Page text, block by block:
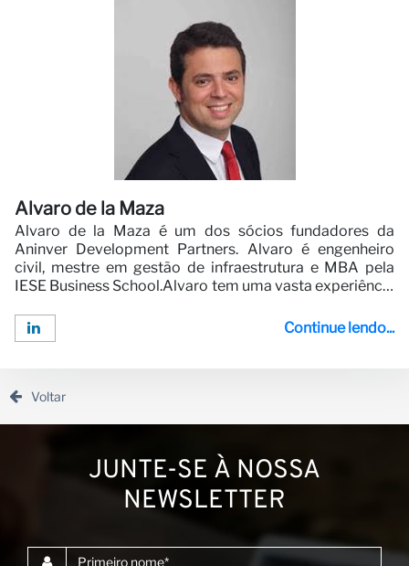
Alvaro de la Maza
Alvaro de la Maza é um dos sócios fundadores da
Aninver Development Partners. Alvaro é engenheiro
civil, mestre em gestão de infraestrutura e MBA pela
IESE Business School.Alvaro tem uma vasta experiência
trabalhou e liderou vários projetos de consultoria para
clientes como o Banco Mundial, o Banco Africano de
plataformas de inteligência...
Continue lendo...
Voltar
JUNTE-SE À NOSSA
NEWSLETTER
Primeiro nome